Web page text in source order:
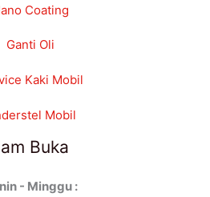
Coating
Ganti Oli
Kaki Mobil
Mobil
Buka
- Minggu :